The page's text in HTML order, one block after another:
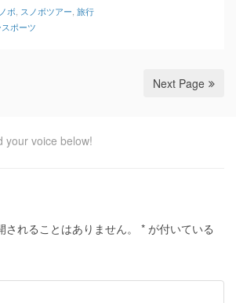
ボ スノボツアー 旅行
ポーツ
Next Page
your voice below!
れることはありません。 * が付いている